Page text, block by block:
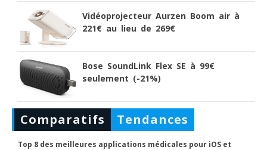
Vidéoprojecteur Aurzen Boom air à
221€ au lieu de 269€
Bose SoundLink Flex SE à 99€
seulement (-21%)
Comparatifs Tendances
Top 8 des meilleures applications médicales pour iOS et